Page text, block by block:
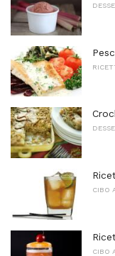
CIBO
CIBO